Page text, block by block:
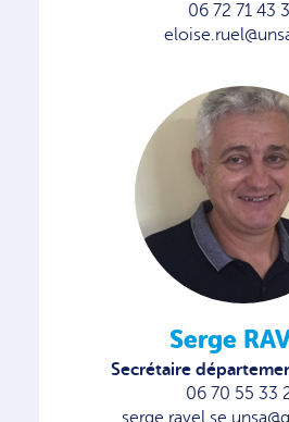
06 72 71 43
Serge
Secrétaire
06 70 55 33